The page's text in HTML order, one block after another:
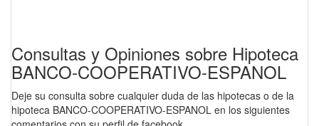
Consultas y Opiniones sobre Hipoteca
BANCO-COOPERATIVO-ESPANOL
Deje su consulta sobre cualquier duda de las hipotecas o de la
hipoteca BANCO-COOPERATIVO-ESPANOL en los siguientes